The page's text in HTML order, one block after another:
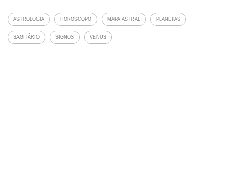
ASTROLOGIA HOROSCOPO MAPA ASTRAL PLANETAS
SAGITÁRIO SIGNOS VENUS